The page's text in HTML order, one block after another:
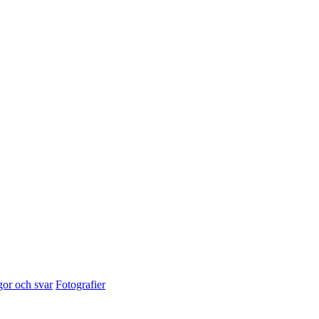
och svar Fotografier